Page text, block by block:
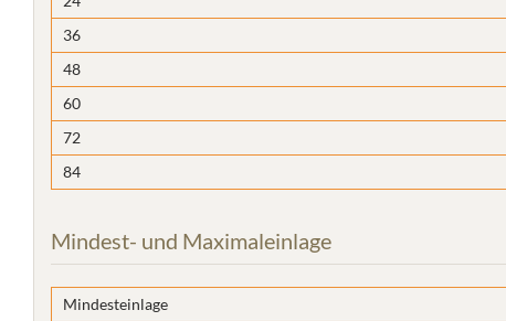
36
48
60
72
84
Mindest- und Maximaleinlage
Mindesteinlage